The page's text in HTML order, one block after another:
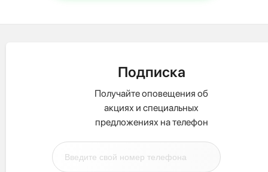
Подписка
Получайте оповещения об
акциях и специальных
предложениях на телефон